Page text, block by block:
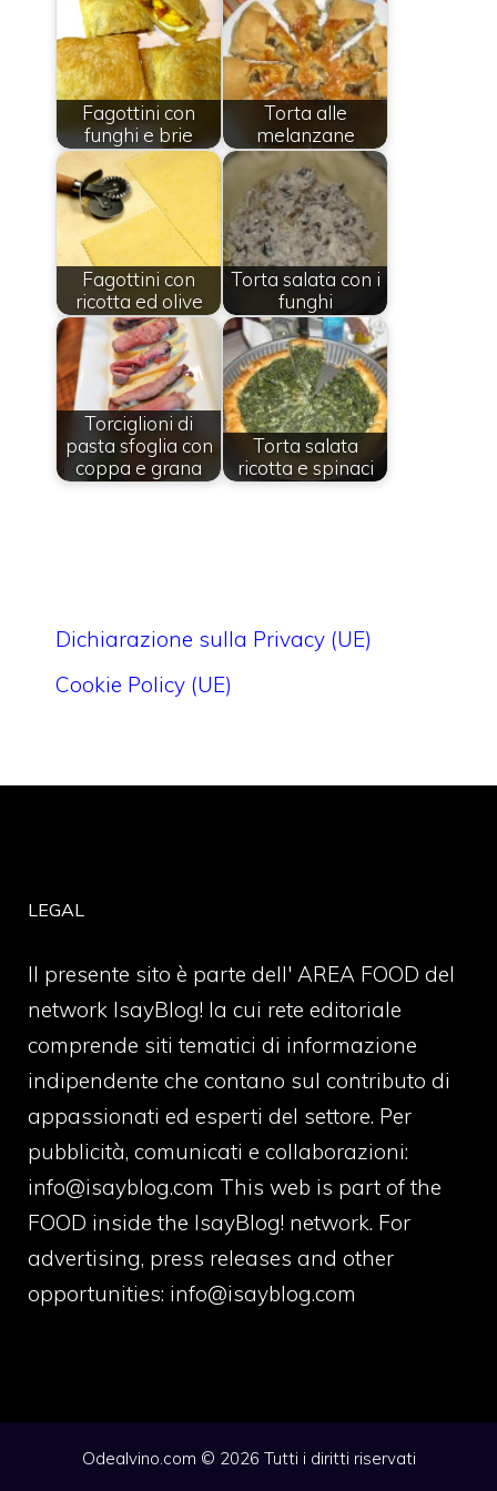
Fagottini con
funghi e brie
Torta alle
melanzane
Fagottini con
ricotta ed olive
Torta salata con i
funghi
Torciglioni di
pasta sfoglia con
coppa e grana
Torta salata
ricotta e spinaci
Dichiarazione sulla Privacy (UE)
Cookie Policy (UE)
LEGAL
Il presente sito è parte dell' AREA FOOD del
network IsayBlog! la cui rete editoriale
comprende siti tematici di informazione
indipendente che contano sul contributo di
appassionati ed esperti del settore. Per
pubblicità, comunicati e collaborazioni:
info@isayblog.com This web is part of the
FOOD inside the IsayBlog! network. For
advertising, press releases and other
opportunities: info@isayblog.com
Odealvino.com © 2026 Tutti i diritti riservati